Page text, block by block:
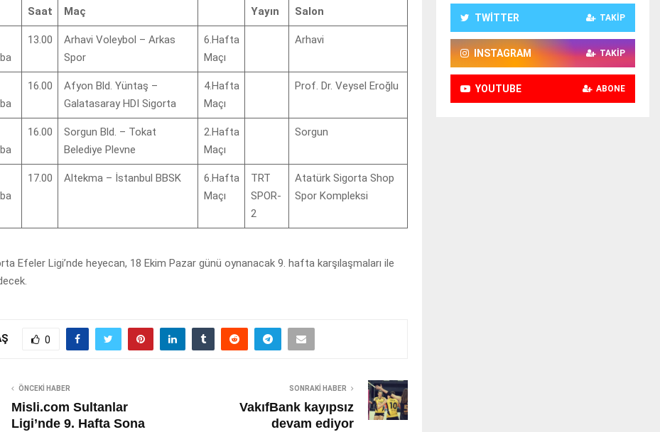
Saat Maç Yayın Salon
13.00
Arhavi Voleybol – Arkas
Spor
6.Hafta
Maçı
Arhavi
16.00
Afyon Bld. Yüntaş –
Galatasaray HDI Sigorta
4.Hafta
Maçı
Prof. Dr. Veysel Eroğlu
16.00
Sorgun Bld. – Tokat
Belediye Plevne
2.Hafta
Maçı
Sorgun
17.00 Altekma – İstanbul BBSK
6.Hafta
Maçı
TRT
SPOR-
2
Atatürk Sigorta Shop
Spor Kompleksi
Efeler Ligi’nde heyecan, 18 Ekim Pazar günü oynanacak 9. hafta karşılaşmaları ile
0
ÖNCEKI HABER
Misli.com Sultanlar
Ligi’nde 9. Hafta Sona
SONRAKI HABER
VakıfBank kayıpsız
devam ediyor
TWITTER TAKIP
INSTAGRAM TAKIP
YOUTUBE ABONE